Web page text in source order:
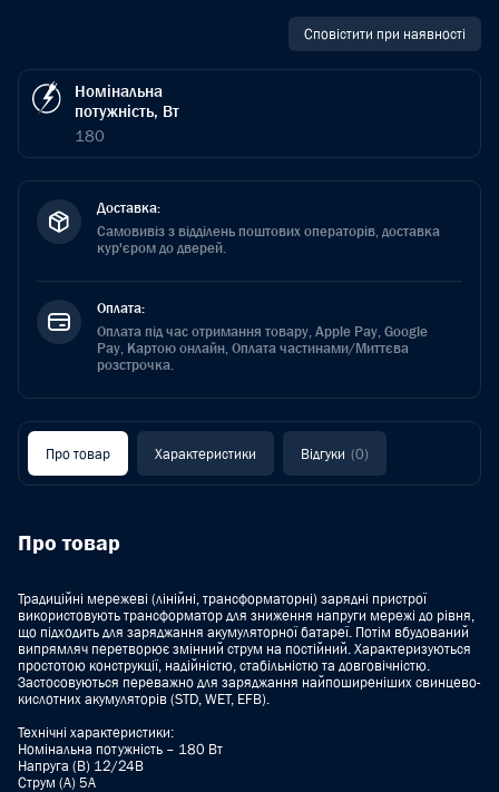
Сповістити при наявності
Номінальна
потужність, Вт
180
Доставка:
Самовивіз з відділень поштових операторів, доставка
кур'єром до дверей.
Оплата:
Оплата під час отримання товару, Apple Pay, Google
Pay, Картою онлайн, Оплата частинами/Миттєва
розстрочка.
Про товар Характеристики Відгуки (0)
Про товар
Традиційні мережеві (лінійні, трансформаторні) зарядні пристрої
використовують трансформатор для зниження напруги мережі до рівня,
що підходить для заряджання акумуляторної батареї. Потім вбудований
випрямляч перетворює змінний струм на постійний. Характеризуються
простотою конструкції, надійністю, стабільністю та довговічністю.
Застосовуються переважно для заряджання найпоширеніших свинцево-
кислотних акумуляторів (STD, WET, EFB).
Технічні характеристики:
Номінальна потужність – 180 Вт
Напруга (В) 12/24В
Струм (A) 5A